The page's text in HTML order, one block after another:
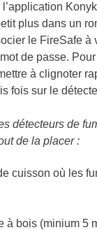
plus dans un
le FireSafe
de passe.
à clignoter
fois sur le
détecteurs de
de la placer :
cuisson où les
à bois (minium 5